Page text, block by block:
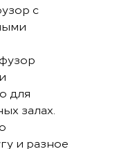
с
для
залах.
и разное